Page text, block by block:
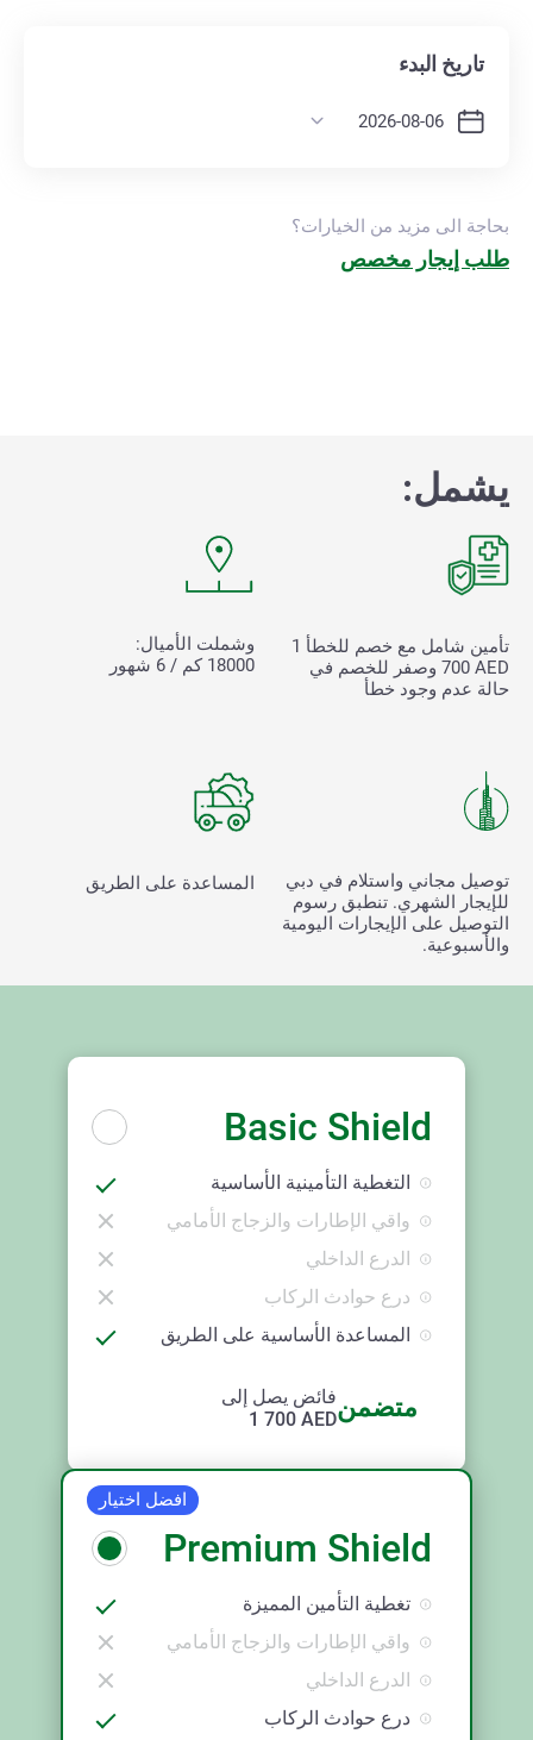
تاريخ البدء
بحاجة الى مزيد من الخيارات؟
طلب إيجار مخصص
يشمل:
تأمين شامل مع خصم للخطأ 1
700AED وصفر للخصم في
حالة عدم وجود خطأ
وشملت الأميال:
18000 كم / 6 شهور
توصيل مجاني واستلام في دبي
للإيجار الشهري. تنطبق رسوم
التوصيل على الإيجارات اليومية
والأسبوعية.
المساعدة على الطريق
Basic Shield
التغطية التأمينية الأساسية
واقي الإطارات والزجاج الأمامي
الدرع الداخلي
درع حوادث الركاب
المساعدة الأساسية على الطريق
متضمنفائض يصل إلى
1 700 AED
افضل اختيار
Premium Shield
تغطية التأمين المميزة
واقي الإطارات والزجاج الأمامي
الدرع الداخلي
درع حوادث الركاب